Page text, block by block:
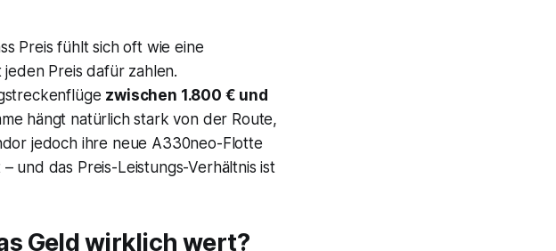
Preis fühlt sich oft wie eine
Preis dafür zahlen.
zwischen 1.800 € und
hängt natürlich stark von der Route,
jedoch ihre neue A330neo-Flotte
und das Preis-Leistungs-Verhältnis ist
Geld wirklich wert?